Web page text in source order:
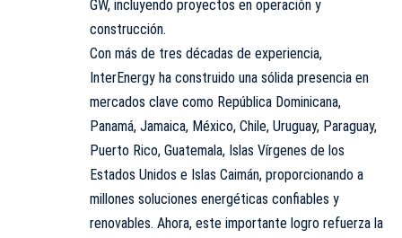
GW, incluyendo proyectos en operación y
construcción.
Con más de tres décadas de experiencia,
InterEnergy ha construido una sólida presencia en
mercados clave como República Dominicana,
Panamá, Jamaica, México, Chile, Uruguay, Paraguay,
Puerto Rico, Guatemala, Islas Vírgenes de los
Estados Unidos e Islas Caimán, proporcionando a
millones soluciones energéticas confiables y
renovables. Ahora, este importante logro refuerza la